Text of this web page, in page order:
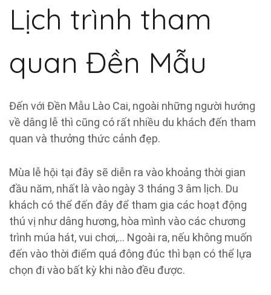
Lịch trình tham
quan Đền Mẫu
Đến với Đền Mẫu Lào Cai, ngoài những người hướng
về dâng lễ thì cũng có rất nhiều du khách đến tham
quan và thưởng thức cảnh đẹp.
Mùa lễ hội tại đây sẽ diễn ra vào khoảng thời gian
đầu năm, nhất là vào ngày 3 tháng 3 âm lịch. Du
khách có thể đến đây để tham gia các hoạt động
thú vị như dâng hương, hòa mình vào các chương
trình múa hát, vui chơi,… Ngoài ra, nếu không muốn
đến vào thời điểm quá đông đúc thì bạn có thể lựa
chọn đi vào bất kỳ khi nào đều được.